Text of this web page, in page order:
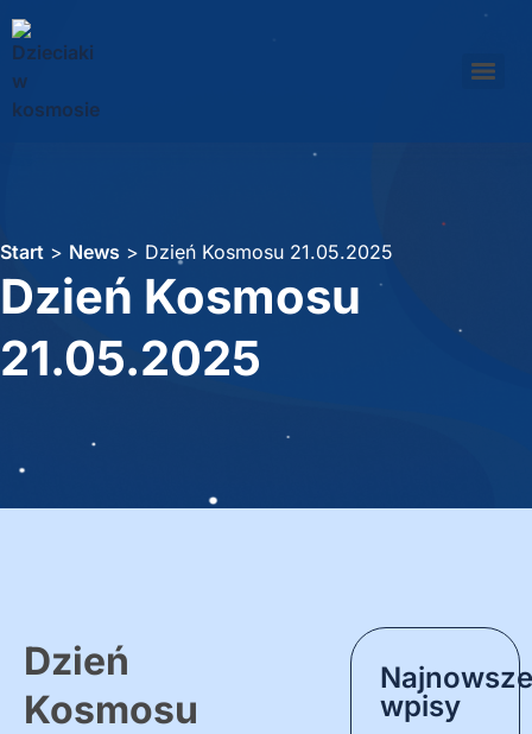
Start > News > Dzień Kosmosu 21.05.2025
Dzień Kosmosu
21.05.2025
Dzień
Kosmosu
wpisy